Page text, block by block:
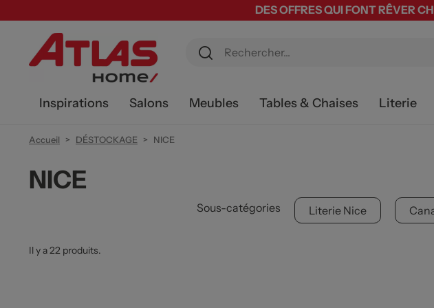
DES OFFRES QUI FONT RÊVER
Inspirations Salons Meubles Tables & Chaises Literie
Accueil DÉSTOCKAGE NICE
NICE
Sous-catégories Literie Nice
Il y a 22 produits.